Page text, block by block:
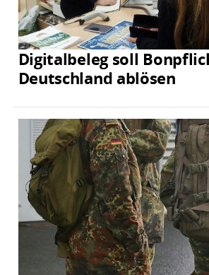
Digitalbeleg soll
Deutschland ablösen